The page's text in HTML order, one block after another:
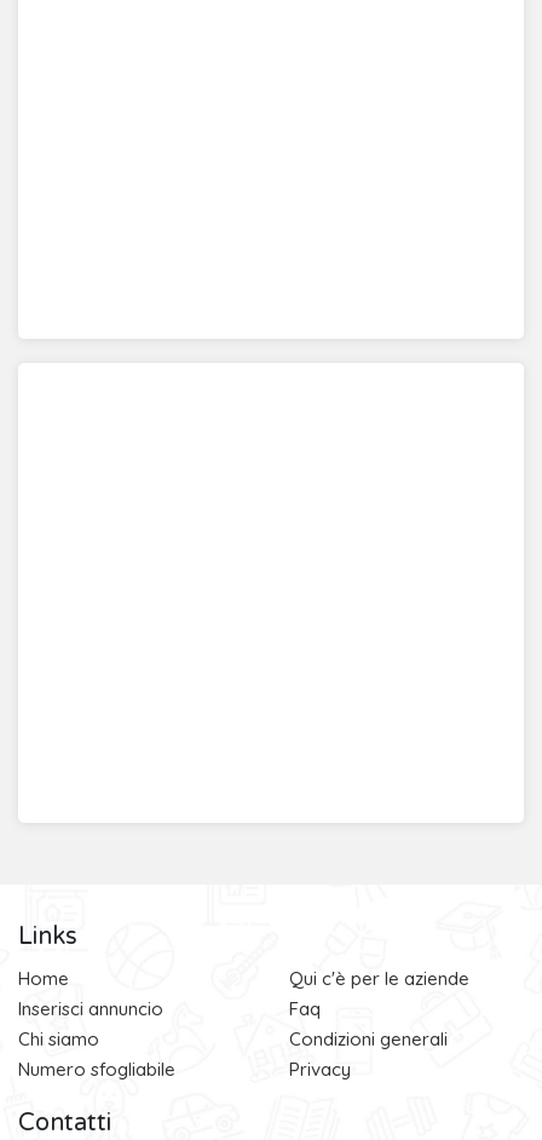
Links
Home
Inserisci annuncio
Chi siamo
Numero sfogliabile
Qui c'è per le aziende
Faq
Condizioni generali
Privacy
Contatti